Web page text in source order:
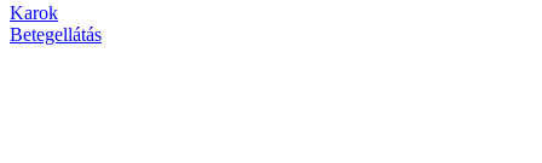
Karok
Betegellátás